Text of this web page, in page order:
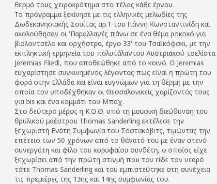
θερμό τους χειροκρότημα στο τέλος κάθε έργου.
Το πρόγραμμα ξεκίνησε με τις ελληνικές μελωδίες της
Δωδεκανησιακής Σουίτας αρ.1 του Γιάννη Κωνσταντινίδη και
ακολούθησαν οι 'Παραλλαγές πάνω σε ένα θέμα ροκοκό για
βιολοντσέλο και ορχήστρα, έργο 33' του Τσαϊκόφσκι, με την
εκπληκτική ερμηνεία του πολυτάλαντου Αυστριακού τσελίστα
Jeremias Fliedl, που αποθεώθηκε από το κοινό. Ο Jeremias
ευχαρίστησε συγκινημένος λέγοντας πως είναι η πρώτη του
φορά στην Ελλάδα και είναι ευγνώμων για τη θέρμη με την
οποία τον υποδέχθηκαν οι Θεσσαλονικείς χαρίζοντάς τους
για bis και ένα κομμάτι του Μπαχ.
Στο δεύτερο μέρος η Κ.Ο.Θ. υπό τη μουσική διεύθυνση του
θρυλικού μαέστρου Thomas Sanderling εκτέλεσε την
ξεχωριστή Ενάτη Συμφωνία του Σοστακόβιτς, τιμώντας την
επέτειο των 50 χρόνων από το θάνατό του με έναν στενό
συνεργάτη και φίλο του κορυφαίου συνθέτη, ο οποίος είχε
ξεχωρίσει από την πρώτη στιγμή που τον είδε τον νεαρό
τότε Thomas Sanderling και του εμπιστεύτηκε στη συνέχεια
τις πρεμιέρες της 13ης και 14ης συμφωνίας του.